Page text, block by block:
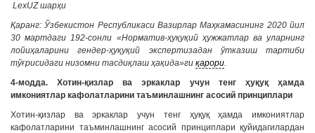
LexUZ шарҳи
Қаранг: Ўзбекистон Республикаси Вазирлар Маҳкамасининг 2020 йил
30 мартдаги 192-сонли «Норматив-ҳуқуқий ҳужжатлар ва уларнинг
лойиҳаларини гендер-ҳуқуқий экспертизадан ўтказиш тартиби
тўғрисидаги низомни тасдиқлаш ҳақида»ги қарори.
4-модда. Хотин-қизлар ва эркаклар учун тенг ҳуқуқ ҳамда
имкониятлар кафолатларини таъминлашнинг асосий принциплари
Хотин-қизлар ва эркаклар учун тенг ҳуқуқ ҳамда имкониятлар
кафолатларини таъминлашнинг асосий принциплари қуйидагилардан